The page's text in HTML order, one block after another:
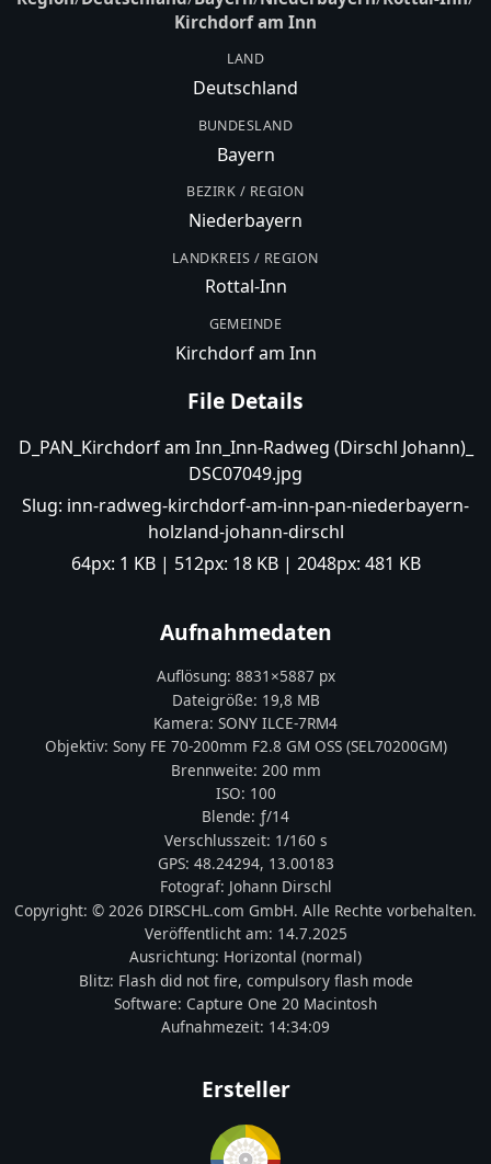
Kirchdorf am Inn
LAND
Deutschland
BUNDESLAND
Bayern
BEZIRK / REGION
Niederbayern
LANDKREIS / REGION
Rottal-Inn
GEMEINDE
Kirchdorf am Inn
File Details
D_PAN_Kirchdorf am Inn_Inn-Radweg (Dirschl Johann)_
DSC07049.jpg
Slug: inn-radweg-kirchdorf-am-inn-pan-niederbayern-
holzland-johann-dirschl
64px: 1 KB| 512px: 18 KB| 2048px: 481 KB
Aufnahmedaten
Auflösung: 8831 ×5887 px
Dateigröße: 19,8 MB
Kamera: SONY ILCE-7RM4
Objektiv: Sony FE 70-200mm F2.8 GM OSS (SEL70200GM)
Brennweite: 200 mm
ISO: 100
Blende: ƒ/14
Verschlusszeit: 1/160 s
GPS: 48.24294, 13.00183
Fotograf: Johann Dirschl
Copyright: © 2026 DIRSCHL.com GmbH. Alle Rechte vorbehalten.
Veröffentlicht am: 14.7.2025
Ausrichtung: Horizontal (normal)
Blitz: Flash did not fire, compulsory flash mode
Software: Capture One 20 Macintosh
Aufnahmezeit: 14:34:09
Ersteller